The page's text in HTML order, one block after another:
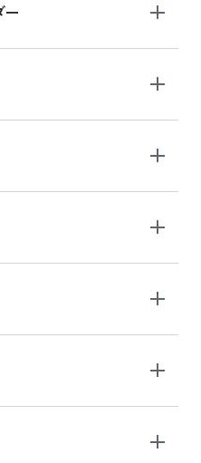
ー
価格
ーズ
新品買取価格
ーズ
品買取価格
価格はこちら